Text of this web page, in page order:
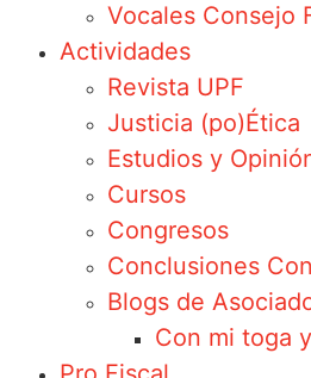
Vocales Consejo
Actividades
Revista UPF
Justicia (po)Ética
Estudios y
Cursos
Congresos
Conclusiones
Blogs de
Con mi toga